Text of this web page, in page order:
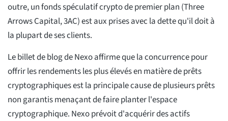
outre, un fonds spéculatif crypto de premier plan (Three
Arrows Capital, 3AC) est aux prises avec la dette qu'il doit à
la plupart de ses clients.
Le billet de blog de Nexo affirme que la concurrence pour
offrir les rendements les plus élevés en matière de prêts
cryptographiques est la principale cause de plusieurs prêts
non garantis menaçant de faire planter l'espace
cryptographique. Nexo prévoit d'acquérir des actifs